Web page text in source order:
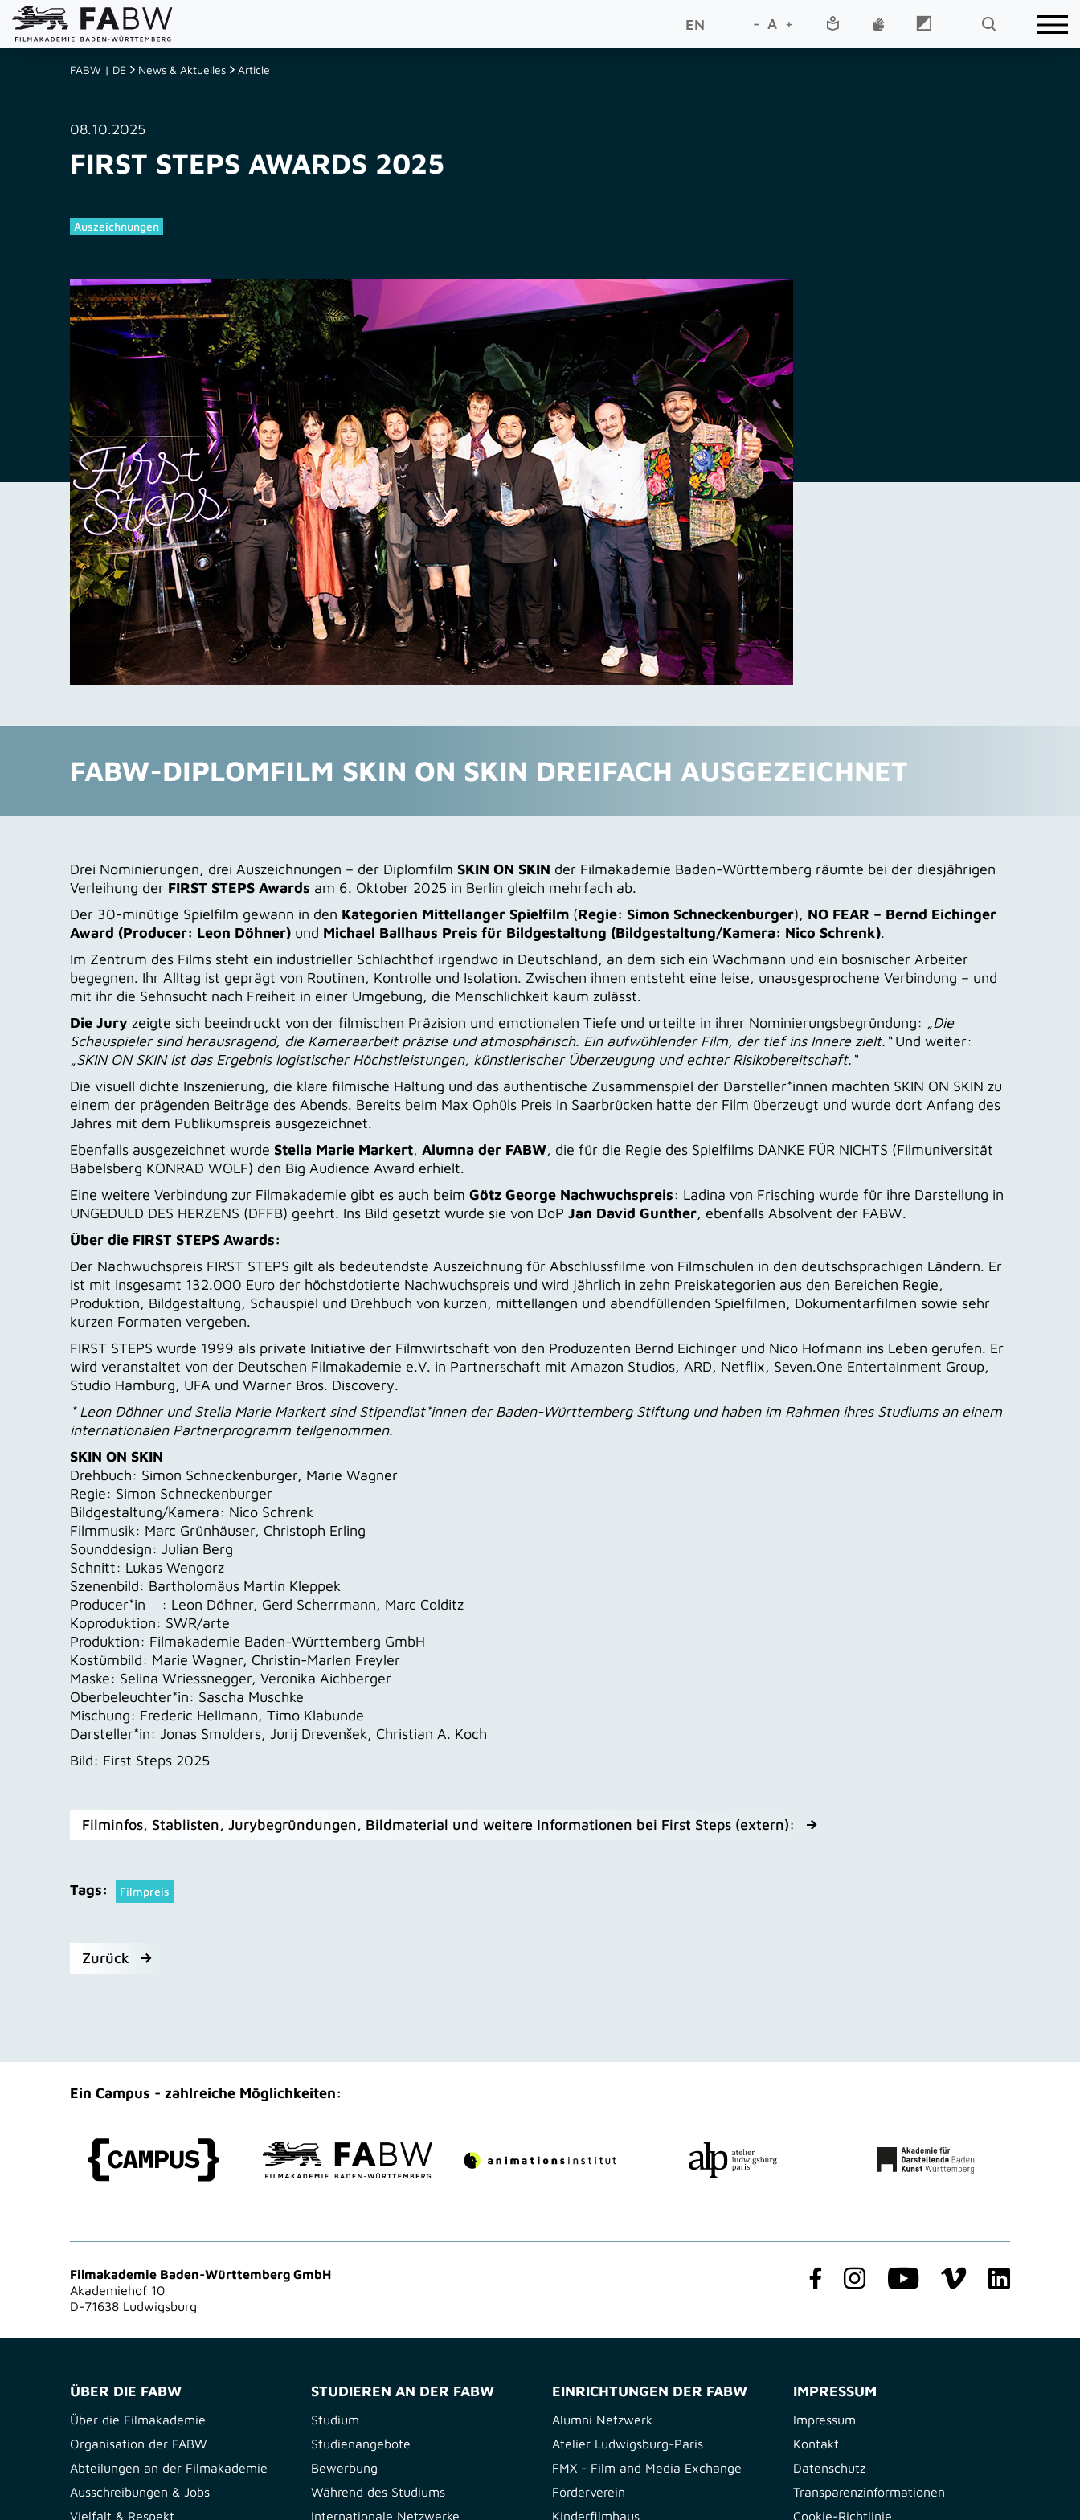
EN - A +
FABW | DE News & Aktuelles Article
08.10.2025
FIRST STEPS AWARDS 2025
Auszeichnungen
FABW-DIPLOMFILM SKIN ON SKIN DREIFACH AUSGEZEICHNET
Drei Nominierungen, drei Auszeichnungen – der Diplomfilm SKIN ON SKIN der Filmakademie Baden-Württemberg räumte bei der diesjährigen
Verleihung der FIRST STEPS Awards am 6. Oktober 2025 in Berlin gleich mehrfach ab.
Der 30-minütige Spielfilm gewann in den Kategorien Mittellanger Spielfilm (Regie: Simon Schneckenburger), NO FEAR – Bernd Eichinger
Award (Producer: Leon Döhner) und Michael Ballhaus Preis für Bildgestaltung (Bildgestaltung/Kamera: Nico Schrenk).
Im Zentrum des Films steht ein industrieller Schlachthof irgendwo in Deutschland, an dem sich ein Wachmann und ein bosnischer Arbeiter
begegnen. Ihr Alltag ist geprägt von Routinen, Kontrolle und Isolation. Zwischen ihnen entsteht eine leise, unausgesprochene Verbindung – und
mit ihr die Sehnsucht nach Freiheit in einer Umgebung, die Menschlichkeit kaum zulässt.
Die Jury zeigte sich beeindruckt von der filmischen Präzision und emotionalen Tiefe und urteilte in ihrer Nominierungsbegründung: „Die
Schauspieler sind herausragend, die Kameraarbeit präzise und atmosphärisch. Ein aufwühlender Film, der tief ins Innere zielt.“Und weiter:
„SKIN ON SKIN ist das Ergebnis logistischer Höchstleistungen, künstlerischer Überzeugung und echter Risikobereitschaft.“
Die visuell dichte Inszenierung, die klare filmische Haltung und das authentische Zusammenspiel der Darsteller*innen machten SKIN ON SKIN zu
einem der prägenden Beiträge des Abends. Bereits beim Max Ophüls Preis in Saarbrücken hatte der Film überzeugt und wurde dort Anfang des
Jahres mit dem Publikumspreis ausgezeichnet.
Ebenfalls ausgezeichnet wurde Stella Marie Markert, Alumna der FABW, die für die Regie des Spielfilms DANKE FÜR NICHTS (Filmuniversität
Babelsberg KONRAD WOLF) den Big Audience Award erhielt.
Eine weitere Verbindung zur Filmakademie gibt es auch beim Götz George Nachwuchspreis: Ladina von Frisching wurde für ihre Darstellung in
UNGEDULD DES HERZENS (DFFB) geehrt. Ins Bild gesetzt wurde sie von DoP Jan David Gunther, ebenfalls Absolvent der FABW.
Über die FIRST STEPS Awards:
Der Nachwuchspreis FIRST STEPS gilt als bedeutendste Auszeichnung für Abschlussfilme von Filmschulen in den deutschsprachigen Ländern. Er
ist mit insgesamt 132.000 Euro der höchstdotierte Nachwuchspreis und wird jährlich in zehn Preiskategorien aus den Bereichen Regie,
Produktion, Bildgestaltung, Schauspiel und Drehbuch von kurzen, mittellangen und abendfüllenden Spielfilmen, Dokumentarfilmen sowie sehr
kurzen Formaten vergeben.
FIRST STEPS wurde 1999 als private Initiative der Filmwirtschaft von den Produzenten Bernd Eichinger und Nico Hofmann ins Leben gerufen. Er
wird veranstaltet von der Deutschen Filmakademie e.V. in Partnerschaft mit Amazon Studios, ARD, Netflix, Seven.One Entertainment Group,
Studio Hamburg, UFA und Warner Bros. Discovery.
* Leon Döhner und Stella Marie Markert sind Stipendiat*innen der Baden-Württemberg Stiftung und haben im Rahmen ihres Studiums an einem
internationalen Partnerprogramm teilgenommen.
SKIN ON SKIN
Drehbuch: Simon Schneckenburger, Marie Wagner
Regie: Simon Schneckenburger
Bildgestaltung/Kamera: Nico Schrenk
Filmmusik: Marc Grünhäuser, Christoph Erling
Sounddesign: Julian Berg
Schnitt: Lukas Wengorz
Szenenbild: Bartholomäus Martin Kleppek
Producer*in : Leon Döhner, Gerd Scherrmann, Marc Colditz
Koproduktion: SWR/arte
Produktion: Filmakademie Baden-Württemberg GmbH
Kostümbild: Marie Wagner, Christin-Marlen Freyler
Maske: Selina Wriessnegger, Veronika Aichberger
Oberbeleuchter*in: Sascha Muschke
Mischung: Frederic Hellmann, Timo Klabunde
Darsteller*in: Jonas Smulders, Jurij Drevenšek, Christian A. Koch
Bild: First Steps 2025
Filminfos, Stablisten, Jurybegründungen, Bildmaterial und weitere Informationen bei First Steps (extern):
Tags: Filmpreis
Zurück
Ein Campus - zahlreiche Möglichkeiten:
Filmakademie Baden-Württemberg GmbH
Akademiehof 10
D-71638 Ludwigsburg
ÜBER DIE FABW
Über die Filmakademie
Organisation der FABW
Abteilungen an der Filmakademie
Ausschreibungen & Jobs
Vielfalt & Respekt
STUDIEREN AN DER FABW
Studium
Studienangebote
Bewerbung
Während des Studiums
Internationale Netzwerke
EINRICHTUNGEN DER FABW
Alumni Netzwerk
Atelier Ludwigsburg-Paris
FMX - Film and Media Exchange
Förderverein
Kinderfilmhaus
IMPRESSUM
Impressum
Kontakt
Datenschutz
Transparenzinformationen
Cookie-Richtlinie